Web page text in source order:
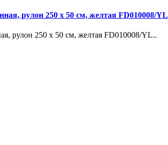
рулон 250 х 50 см, желтая FD010008/YL
рулон 250 х 50 см, желтая FD010008/YL..